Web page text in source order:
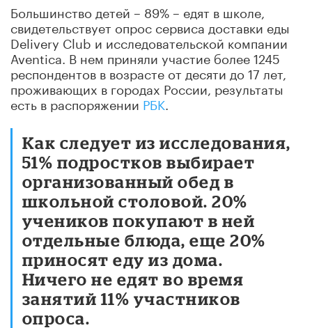
Большинство детей – 89% – едят в школе,
свидетельствует опрос сервиса доставки еды
Delivery Club и исследовательской компании
Aventica. В нем приняли участие более 1245
респондентов в возрасте от десяти до 17 лет,
проживающих в городах России, результаты
есть в распоряженииРБК
Как следует из исследования,
51% подростков выбирает
организованный обед в
школьной столовой. 20%
учеников покупают в ней
отдельные блюда, еще 20%
приносят еду из дома.
Ничего не едят во время
занятий 11% участников
опроса.